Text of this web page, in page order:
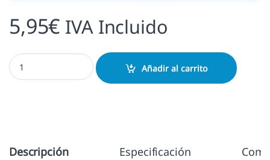
5,95€ IVA Incluido
Doble inicial O Aladine cantidad
Añadir al carrito
Descripción Especificación